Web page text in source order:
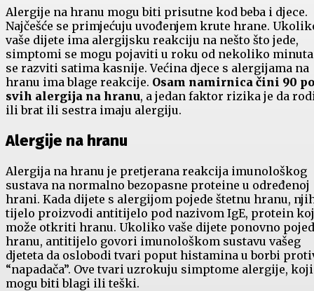
Alergije na hranu mogu biti prisutne kod beba i djece.
Najčešće se primjećuju uvođenjem krute hrane.
vaše dijete ima alergijsku reakciju na nešto što jede,
simptomi se mogu pojaviti u roku od nekoliko
se razviti satima kasnije. Većina djece s alergijama na
hranu ima blage reakcije. Osam namirnica čini 90
svih alergija na hranu, a jedan faktor rizika je da
ili brat ili sestra imaju alergiju.
Alergije na hranu
Alergija na hranu je pretjerana reakcija imunološkog
sustava na normalno bezopasne proteine u određenoj
hrani. Kada dijete s alergijom pojede štetnu hranu,
tijelo proizvodi antitijelo pod nazivom IgE, protein
može otkriti hranu. Ukoliko vaše dijete ponovno
hranu, antitijelo govori imunološkom sustavu vašeg
djeteta da oslobodi tvari poput histamina u borbi
“napadača”. Ove tvari uzrokuju simptome alergije, koji
mogu biti blagi ili teški.